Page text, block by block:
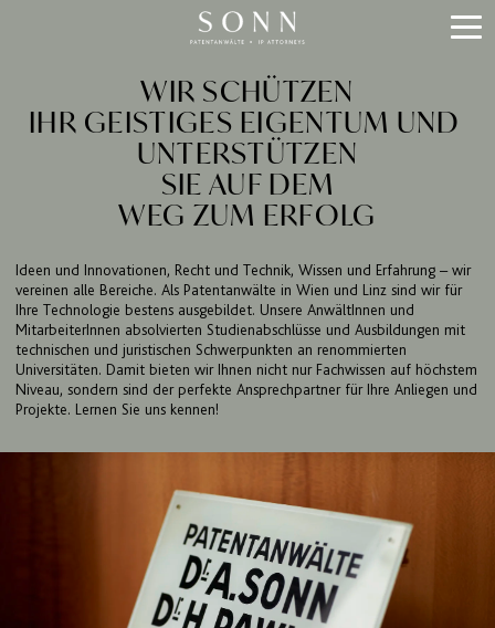
WIR SCHÜTZEN
IHR GEISTIGES EIGENTUM UND
UNTER­STÜTZEN
SIE AUF DEM
WEG ZUM ERFOLG
Ideen und Innovationen, Recht und Technik, Wissen und Erfahrung – wir
vereinen alle Bereiche. Als Patentanwälte in Wien und Linz sind wir für
Ihre Technologie bestens ausgebildet. Unsere AnwältInnen und
MitarbeiterInnen absolvierten Studienabschlüsse und Ausbildungen mit
technischen und juristischen Schwerpunkten an renommierten
Universitäten. Damit bieten wir Ihnen nicht nur Fachwissen auf höchstem
Niveau, sondern sind der perfekte Ansprechpartner für Ihre Anliegen und
Projekte. Lernen Sie uns kennen!